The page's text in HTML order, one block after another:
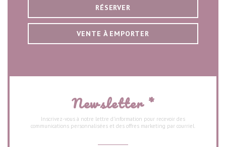
RÉSERVER
VENTE À EMPORTER
Newsletter *
Inscrivez-vous à notre lettre d'information pour recevoir des
communications personnalisées et des offres marketing par courriel.